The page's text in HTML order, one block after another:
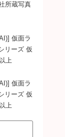
所蔵写真
仮面ラ
リーズ 仮
上
仮面ラ
リーズ 仮
上